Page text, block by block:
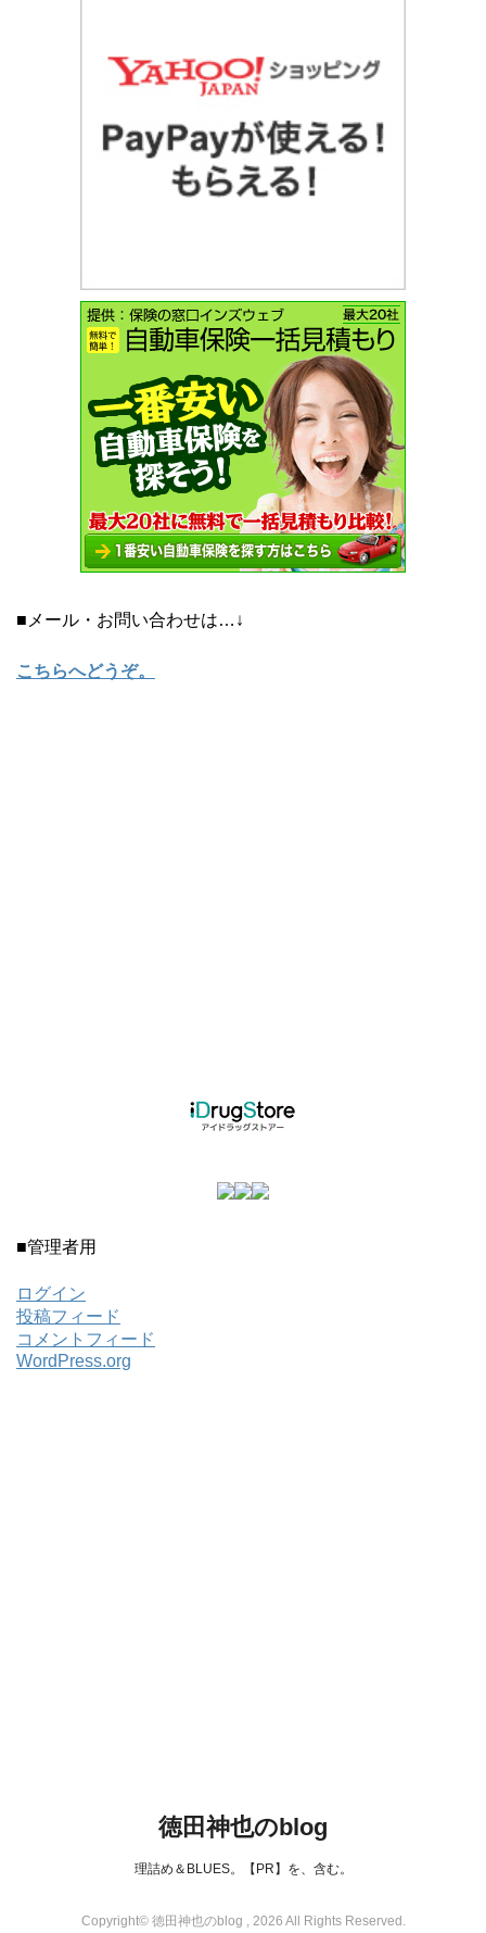
■メール・お問い合わせは…↓
こちらへどうぞ。
■管理者用
ログイン
投稿フィード
コメントフィード
WordPress.org
徳田神也のblog
理詰め＆BLUES。【PR】を、含む。
Copyright© 徳田神也のblog , 2026 All Rights Reserved.